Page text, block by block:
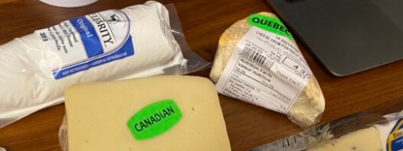
&
MEH
EXPÉRIENCES
GUSTATIVES
2022